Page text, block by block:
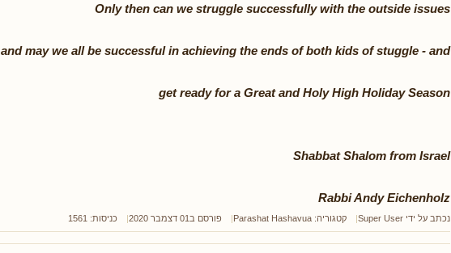
Only then can we struggle successfully with the outside issues
and may we all be successful in achieving the ends of both kids of stuggle - and
get ready for a Great and Holy High Holiday Season
Shabbat Shalom from Israel
Rabbi Andy Eichenholz
נכתב על ידי Super User קטגוריה: Parashat Hashavua פורסם ב01 דצמבר 2020 כניסות: 1561